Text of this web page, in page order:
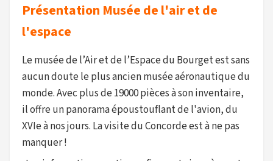
Présentation Musée de l'air et de
l'espace
Le musée de l’Air et de l’Espace du Bourget est sans
aucun doute le plus ancien musée aéronautique du
monde. Avec plus de 19000 pièces à son inventaire,
il offre un panorama époustouflant de l'avion, du
XVIe à nos jours. La visite du Concorde est à ne pas
manquer !